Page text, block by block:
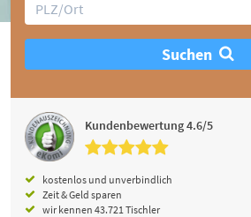
Suchen
Kundenbewertung 4.6/5
kostenlos und unverbindlich
Zeit & Geld sparen
wir kennen 43.721 Tischler